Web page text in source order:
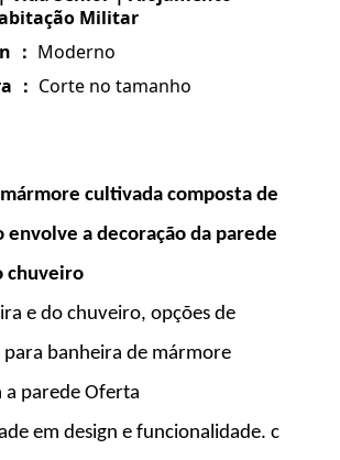
Militar
： Moderno
： Corte no tamanho
cultivada composta de
envolve a decoração da parede
chuveiro
e do chuveiro, opções de
para banheira de mármore
a parede Oferta
em design e funcionalidade. c